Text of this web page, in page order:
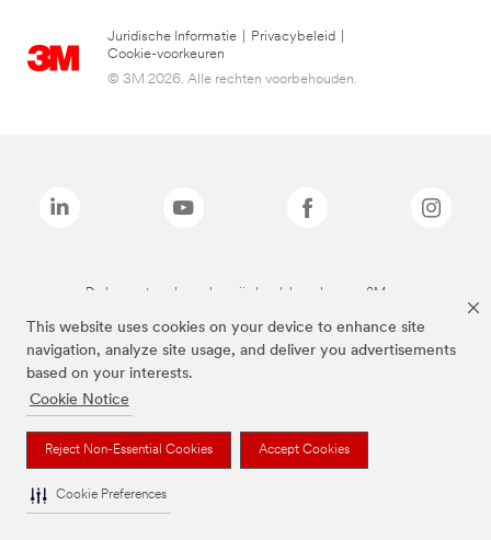
This website uses cookies on your device to enhance site
navigation, analyze site usage, and deliver you advertisements
based on your interests.
Cookie Notice
Reject Non-Essential Cookies Accept Cookies
Cookie Preferences
Juridische Informatie Privacybeleid
Cookie-voorkeuren
© 3M 2026. Alle rechten voorbehouden.
De bovenstaande merken zijn handelsmerken van 3M.we